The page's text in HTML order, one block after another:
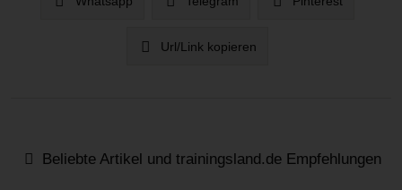
Url/Link kopieren
Beliebte Artikel und trainingsland.de Empfehlungen